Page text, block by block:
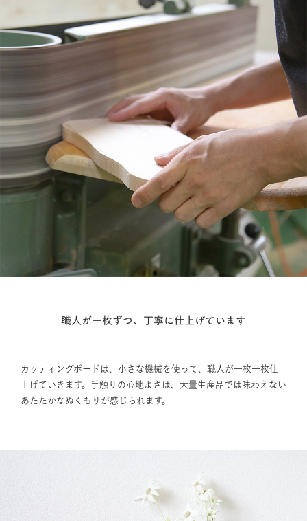
職人が一枚ずつ、丁寧に仕上げています
カッティングボードは、小さな機械を使って、職人が一枚一枚仕
上げていきます。手触りの心地よさは、大量生産品では味わえない
あたたかなぬくもりが感じられます。